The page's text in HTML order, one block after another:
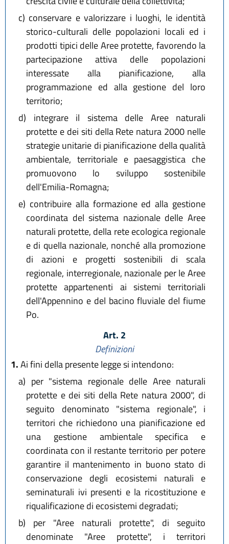
c) conservare e valorizzare i luoghi, le identità
storico-culturali delle popolazioni locali ed i
prodotti tipici delle Aree protette, favorendo la
partecipazione attiva delle popolazioni
interessate alla pianificazione, alla
programmazione ed alla gestione del loro
territorio;
d) integrare il sistema delle Aree naturali
protette e dei siti della Rete natura 2000 nelle
strategie unitarie di pianificazione della qualità
ambientale, territoriale e paesaggistica che
promuovono lo sviluppo sostenibile
dell'Emilia-Romagna;
e) contribuire alla formazione ed alla gestione
coordinata del sistema nazionale delle Aree
naturali protette, della rete ecologica regionale
e di quella nazionale, nonché alla promozione
di azioni e progetti sostenibili di scala
regionale, interregionale, nazionale per le Aree
protette appartenenti ai sistemi territoriali
dell'Appennino e del bacino fluviale del fiume
Po.
Art. 2
Definizioni
1.Ai fini della presente legge si intendono:
a) per "sistema regionale delle Aree naturali
protette e dei siti della Rete natura 2000", di
seguito denominato "sistema regionale", i
territori che richiedono una pianificazione ed
una gestione ambientale specifica e
coordinata con il restante territorio per potere
garantire il mantenimento in buono stato di
conservazione degli ecosistemi naturali e
seminaturali ivi presenti e la ricostituzione e
riqualificazione di ecosistemi degradati;
b) per "Aree naturali protette", di seguito
denominate "Aree protette", i territori